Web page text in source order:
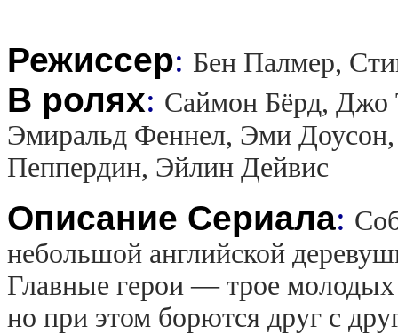
Режиссер: Бен Палмер,
В ролях: Саймон Бёрд, Джо
Эмиральд Феннел, Эми
Пеппердин, Эйлин Дейвис
Описание Сериала:
небольшой английской
Главные герои — трое
но при этом борются друг с